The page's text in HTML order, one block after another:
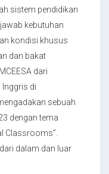
sistem pendidikan
kebutuhan
kondisi khusus
dan bakat
dari
di
sebuah
dengan tema
Classrooms”.
dalam dan luar